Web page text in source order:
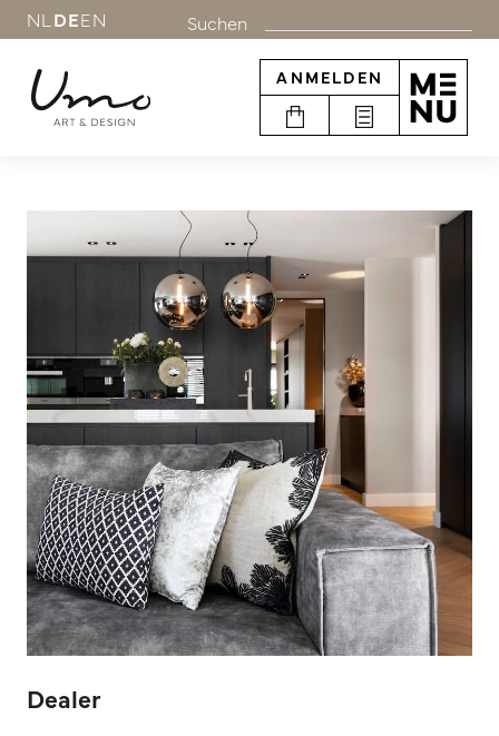
NL DEEN Suchen
ANMELDEN
Dealer